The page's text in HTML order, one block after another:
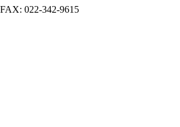
薬品薬事コンサルティング
査NAVI